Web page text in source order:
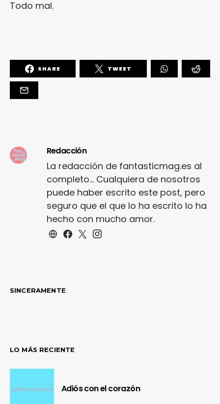
Todo mal.
SHARE TWEET
Redacción
La redacción de fantasticmag.es al
completo... Cualquiera de nosotros
puede haber escrito este post, pero
seguro que el que lo ha escrito lo ha
hecho con mucho amor.
SINCERAMENTE
LO MÁS RECIENTE
Adiós con el corazón